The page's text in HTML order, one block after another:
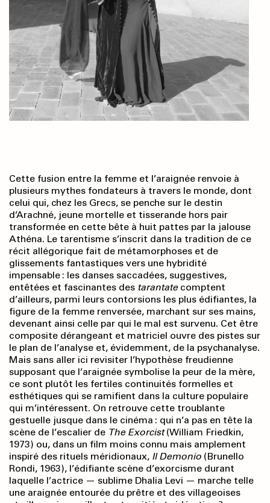
Cette fusion entre la femme et l’araignée renvoie à
plusieurs mythes fondateurs à travers le monde, dont
celui qui, chez les Grecs, se penche sur le destin
d’Arachné, jeune mortelle et tisserande hors pair
transformée en cette bête à huit pattes par la jalouse
Athéna. Le tarentisme s’inscrit dans la tradition de ce
récit allégorique fait de métamorphoses et de
glissements fantastiques vers une hybridité
impensable : les danses saccadées, suggestives,
entêtées et fascinantes des tarantatecomptent
d’ailleurs, parmi leurs contorsions les plus édifiantes, la
figure de la femme renversée, marchant sur ses mains,
devenant ainsi celle par qui le mal est survenu. Cet être
composite dérangeant et matriciel ouvre des pistes sur
le plan de l’analyse et, évidemment, de la psychanalyse.
Mais sans aller ici revisiter l’hypothèse freudienne
supposant que l’araignée symbolise la peur de la mère,
ce sont plutôt les fertiles continuités formelles et
esthétiques qui se ramifient dans la culture populaire
qui m’intéressent. On retrouve cette troublante
gestuelle jusque dans le cinéma : qui n’a pas en tête la
scène de l’escalier de The Exorcist(William Friedkin,
1973) ou, dans un film moins connu mais amplement
inspiré des rituels méridionaux, Il Demonio (Brunello
Rondi, 1963), l’édifiante scène d’exorcisme durant
laquelle l’actrice — sublime Dhalia Levi — marche telle
une araignée entourée du prêtre et des villageoises